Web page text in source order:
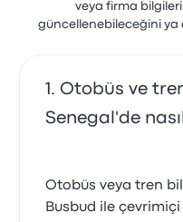
veya firma
güncellenebileceğini ya
Otobüs ve
Senegal'de
Otobüs veya tren
Busbud ile